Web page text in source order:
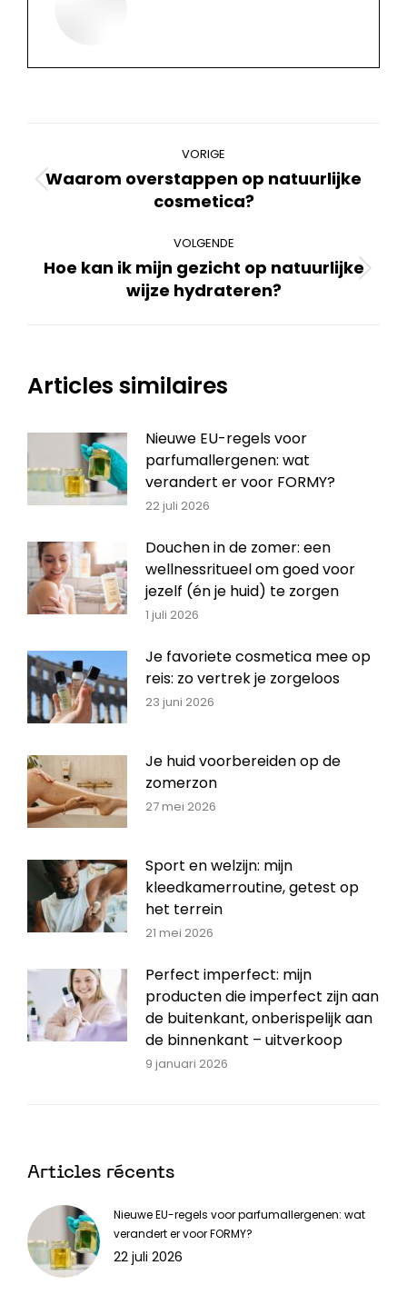
navigatie
VORIGE
Vorig
bericht
Waarom overstappen op natuurlijke
cosmetica?
VOLGENDE
Volgend
bericht
Hoe kan ik mijn gezicht op natuurlijke
wijze hydrateren?
Articles similaires
Nieuwe EU-regels voor
parfumallergenen: wat
verandert er voor FORMY?
22 juli 2026
Douchen in de zomer: een
wellnessritueel om goed voor
jezelf (én je huid) te zorgen
1 juli 2026
Je favoriete cosmetica mee op
reis: zo vertrek je zorgeloos
23 juni 2026
Je huid voorbereiden op de
zomerzon
27 mei 2026
Sport en welzijn: mijn
kleedkamerroutine, getest op
het terrein
21 mei 2026
Perfect imperfect: mijn
producten die imperfect zijn aan
de buitenkant, onberispelijk aan
de binnenkant – uitverkoop
9 januari 2026
Articles récents
Nieuwe EU-regels voor parfumallergenen: wat
verandert er voor FORMY?
22 juli 2026